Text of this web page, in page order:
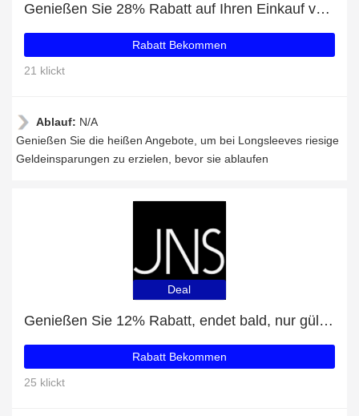
Genießen Sie 28% Rabatt auf Ihren Einkauf von Longsleeves, ausschließlich online
Rabatt Bekommen
21 klickt
Ablauf: N/A
Genießen Sie die heißen Angebote, um bei Longsleeves riesige
Geldeinsparungen zu erzielen, bevor sie ablaufen
Deal
Genießen Sie 12% Rabatt, endet bald, nur gültig für Hausschuhe
Rabatt Bekommen
25 klickt